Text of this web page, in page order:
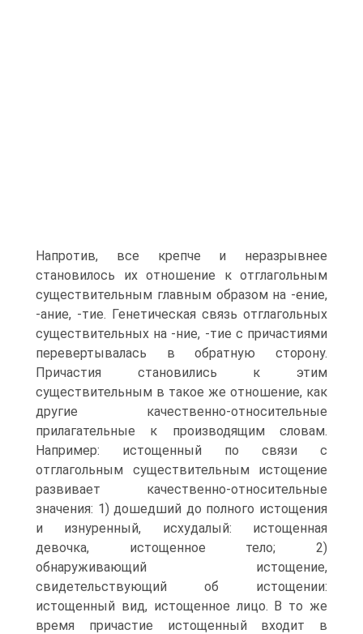
Напротив, все крепче и неразрывнее
становилось их отношение к отглагольным
существительным главным образом на -ение,
-ание, -тие. Генетическая связь отглагольных
существительных на -ние, -тие с причастиями
перевертывалась в обратную сторону.
Причастия становились к этим
существительным в такое же отношение, как
другие качественно-относительные
прилагательные к производящим словам.
Например: истощенный по связи с
отглагольным существительным истощение
развивает качественно-относительные
значения: 1) дошедший до полного истощения
и изнуренный, исхудалый: истощенная
девочка, истощенное тело; 2)
обнаруживающий истощение,
свидетельствующий об истощении:
истощенный вид, истощенное лицо. В то же
время причастие истощенный входит в